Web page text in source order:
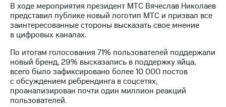
Контакты
Новости
в
регионе
и акционерам
Корпоративное
управление
В ходе мероприятия президент МТС Вячеслав Николаев
представил публике новый логотип МТС и призвал все
заинтересованные стороны высказать свое мнение
в цифровых каналах.
По итогам голосования 71% пользователей поддержали
новый бренд, 29% высказались в поддержку яйца,
всего было зафиксировано более 10 000 постов
с обсуждением ребрендинга в соцсетях,
проанализирован почти один миллион реакций
пользователей.